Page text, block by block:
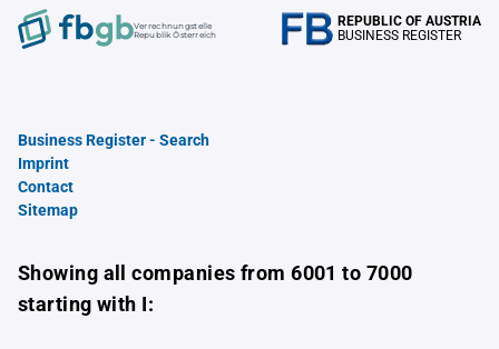
Verrechnungstelle
Republik Österreich
REPUBLIC OF AUSTRIA
BUSINESS REGISTER
Business Register - Search
Imprint
Contact
Sitemap
Showing all companies from 6001 to 7000
starting with I: